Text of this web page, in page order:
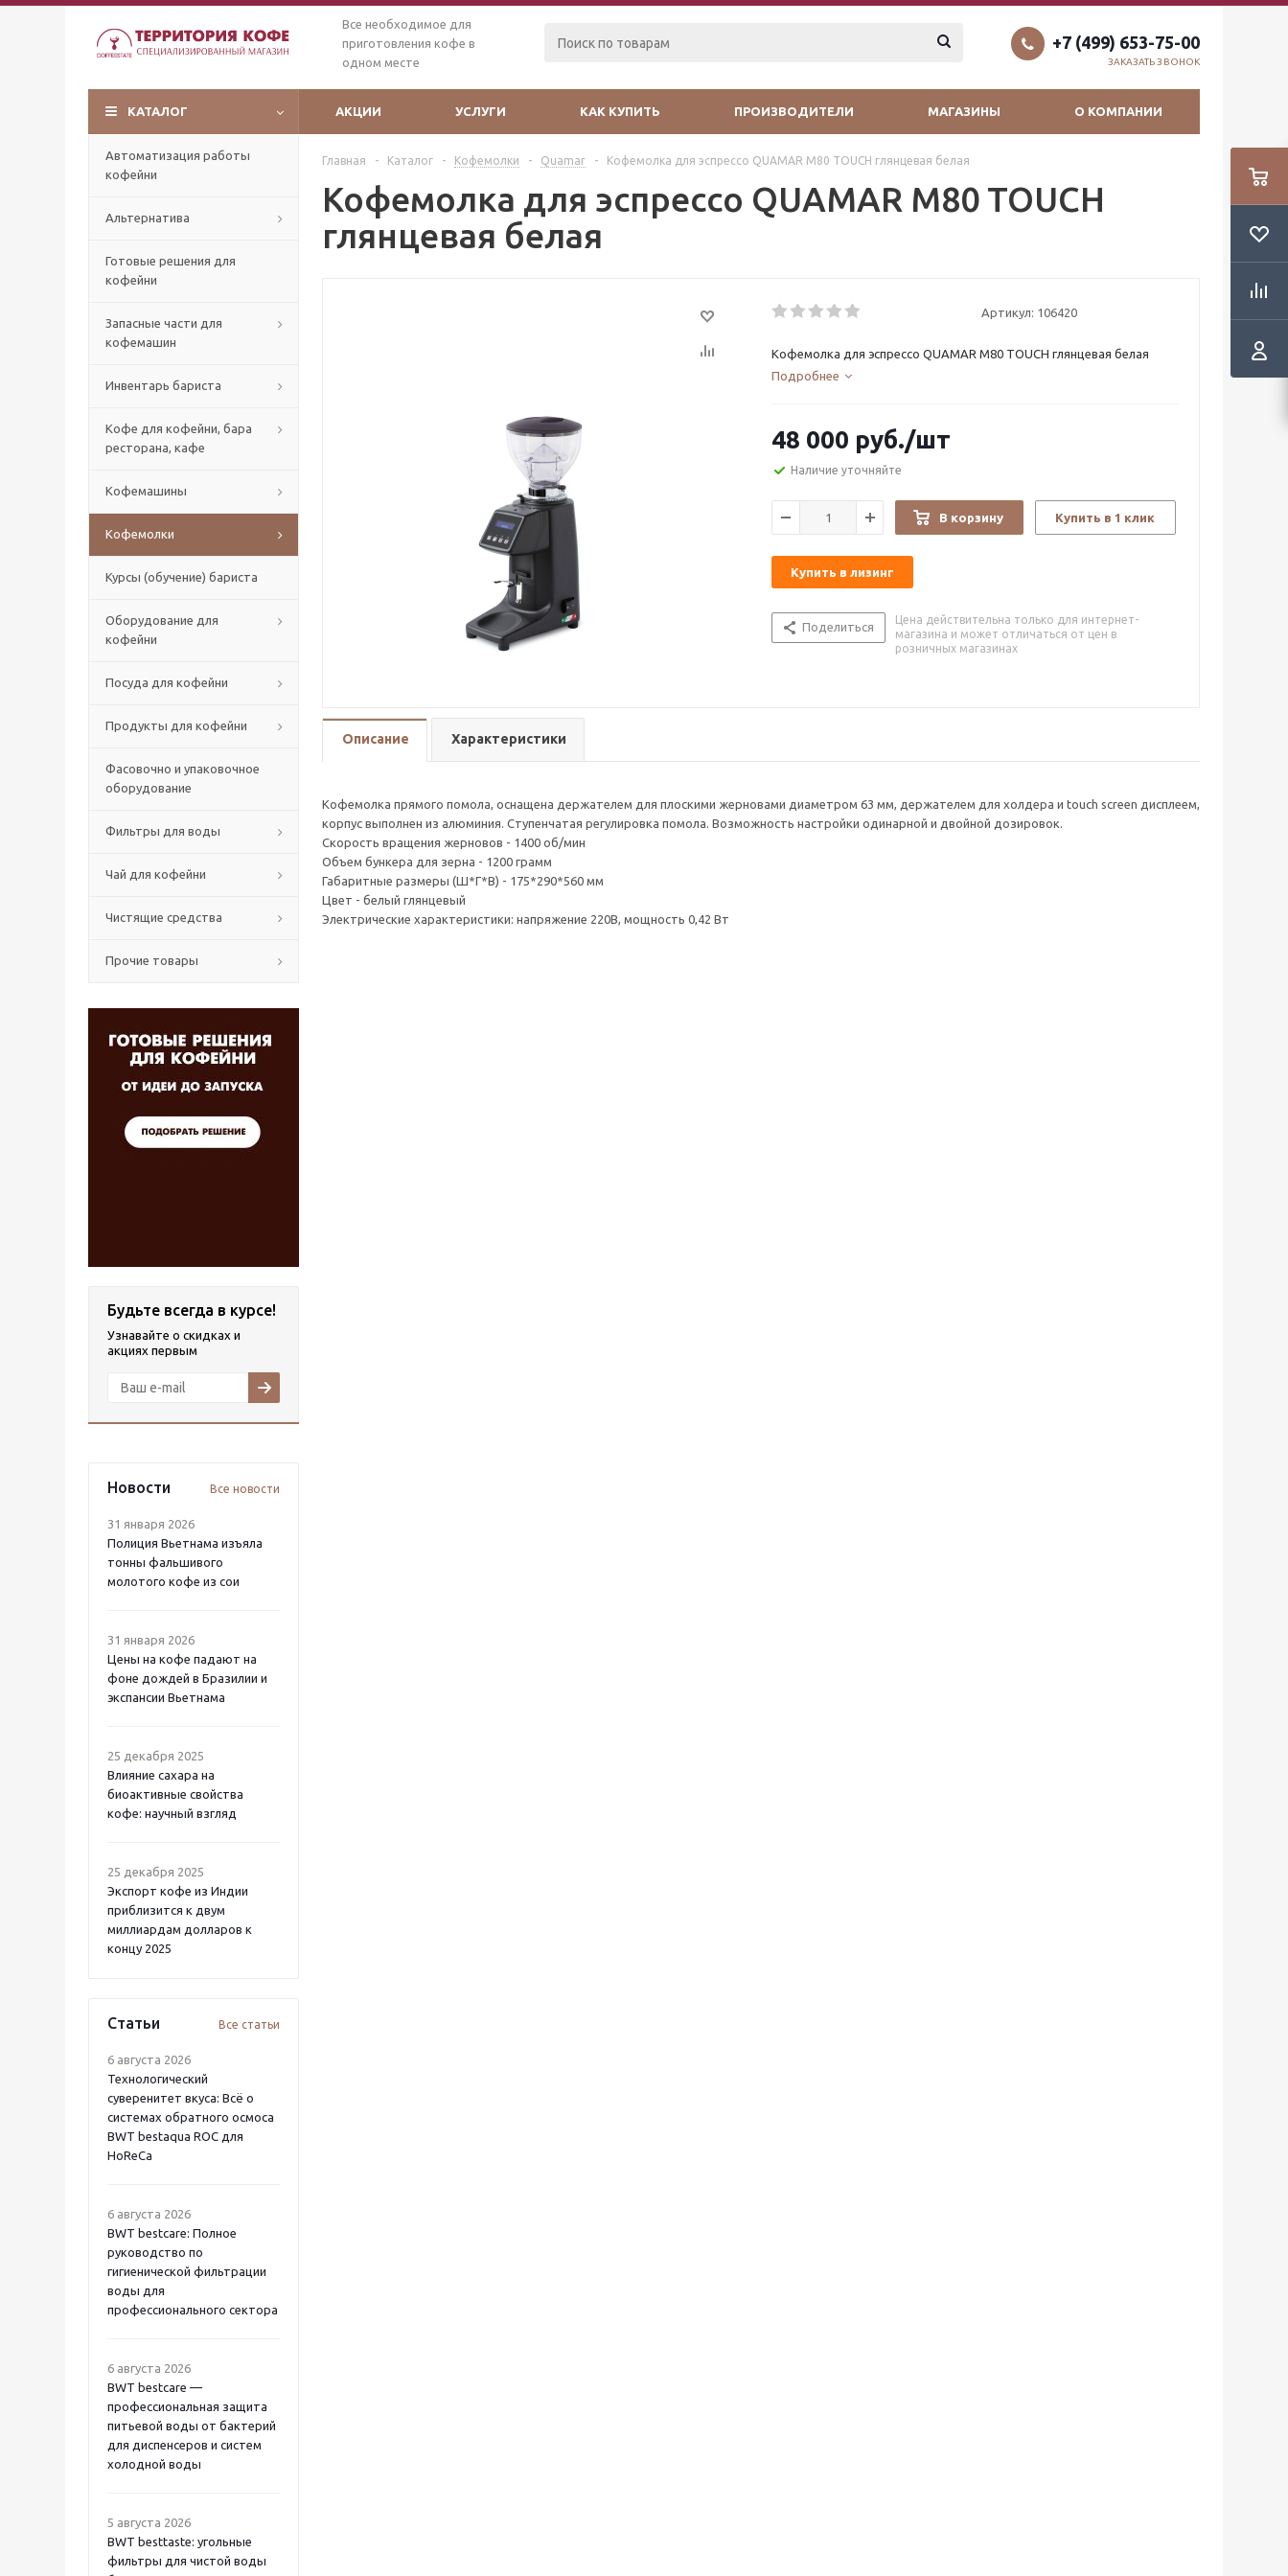
Все необходимое для
приготовления кофе в
одном месте
+7 (499) 653-75-00
ЗАКАЗАТЬ ЗВОНОК
КАТАЛОГ АКЦИИ УСЛУГИ КАК КУПИТЬ ПРОИЗВОДИТЕЛИ МАГАЗИНЫ О КОМПАНИИ
Автоматизация работы
кофейни
Альтернатива
Готовые решения для
кофейни
Запасные части для
кофемашин
Инвентарь бариста
Кофе для кофейни, бара
ресторана, кафе
Кофемашины
Кофемолки
Курсы (обучение) бариста
Оборудование для
кофейни
Посуда для кофейни
Продукты для кофейни
Фасовочно и упаковочное
оборудование
Фильтры для воды
Чай для кофейни
Чистящие средства
Прочие товары
Будьте всегда в курсе!
Узнавайте о скидках и
акциях первым
Новости Все новости
31 января 2026
Полиция Вьетнама изъяла
тонны фальшивого
молотого кофе из сои
31 января 2026
Цены на кофе падают на
фоне дождей в Бразилии и
экспансии Вьетнама
25 декабря 2025
Влияние сахара на
биоактивные свойства
кофе: научный взгляд
25 декабря 2025
Экспорт кофе из Индии
приблизится к двум
миллиардам долларов к
концу 2025
Статьи Все статьи
6 августа 2026
Технологический
суверенитет вкуса: Всё о
системах обратного осмоса
BWT bestaqua ROC для
HoReCa
6 августа 2026
BWT bestcare: Полное
руководство по
гигиенической фильтрации
воды для
профессионального сектора
6 августа 2026
BWT bestcare —
профессиональная защита
питьевой воды от бактерий
для диспенсеров и систем
холодной воды
5 августа 2026
BWT besttaste: угольные
фильтры для чистой воды
Главная - Каталог - Кофемолки - Quamar - Кофемолка для эспрессо QUAMAR M80 TOUCH глянцевая белая
Кофемолка для эспрессо QUAMAR M80 TOUCH
глянцевая белая
Артикул: 106420
Кофемолка для эспрессо QUAMAR M80 TOUCH глянцевая белая
Подробнее
48 000 руб./шт
Наличие уточняйте
В корзину Купить в 1 клик
Купить в лизинг
Поделиться
Цена действительна только для интернет-
магазина и может отличаться от цен в
розничных магазинах
Описание Характеристики
Кофемолка прямого помола, оснащена держателем для плоскими жерновами диаметром 63 мм, держателем для холдера и touch screen дисплеем,
корпус выполнен из алюминия. Ступенчатая регулировка помола. Возможность настройки одинарной и двойной дозировок.
Скорость вращения жерновов - 1400 об/мин
Объем бункера для зерна - 1200 грамм
Габаритные размеры (Ш*Г*В) - 175*290*560 мм
Цвет - белый глянцевый
Электрические характеристики: напряжение 220В, мощность 0,42 Вт